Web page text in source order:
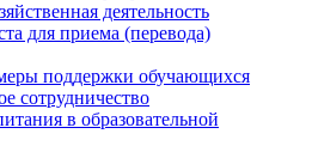
деятельность
для приема (перевода)
поддержки обучающихся
сотрудничество
в образовательной